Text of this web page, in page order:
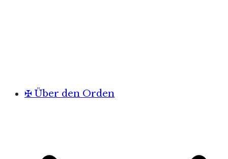
✠ Über den Orden